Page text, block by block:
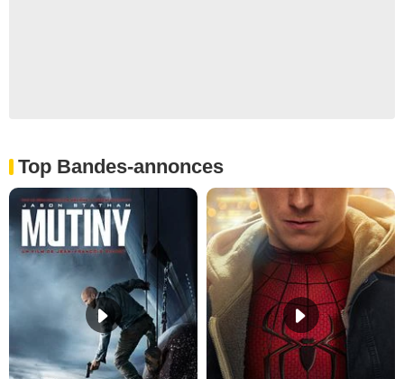
Top Bandes-annonces